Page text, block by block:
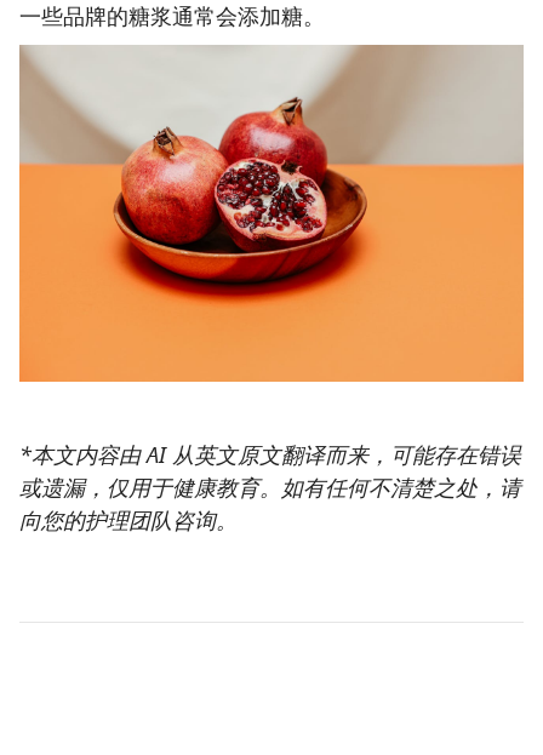
一些品牌的糖浆通常会添加糖。
*本文内容由 AI 从英文原文翻译而来，可能存在错误
或遗漏，仅用于健康教育。如有任何不清楚之处，请
向您的护理团队咨询。